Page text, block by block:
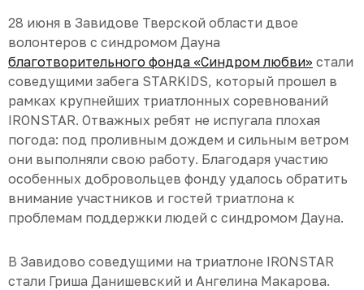
28 июня в Завидове Тверской области двое
волонтеров с синдромом Дауна
благотворительного фонда «Синдром любви» стали
соведущими забега STARKIDS, который прошел в
рамках крупнейших триатлонных соревнований
IRONSTAR. Отважных ребят не испугала плохая
погода: под проливным дождем и сильным ветром
они выполняли свою работу. Благодаря участию
особенных добровольцев фонду удалось обратить
внимание участников и гостей триатлона к
проблемам поддержки людей с синдромом Дауна.
В Завидово соведущими на триатлоне IRONSTAR
стали Гриша Данишевский и Ангелина Макарова.